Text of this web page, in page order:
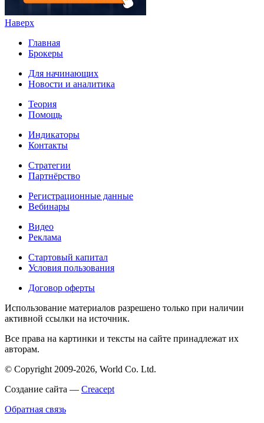
Наверх
Главная
Брокеры
Для начинающих
Новости и аналитика
Теория
Помощь
Индикаторы
Контакты
Стратегии
Партнёрство
Регистрационные данные
Вебинары
Видео
Реклама
Стартовый капитал
Условия пользования
Договор оферты
Использование материалов разрешено только при наличии
активной ссылки на источник.
Все права на картинки и тексты на сайте принадлежат их
авторам.
© Copyright 2009-2026, World Co. Ltd.
Создание сайта — Creacept
Обратная связь